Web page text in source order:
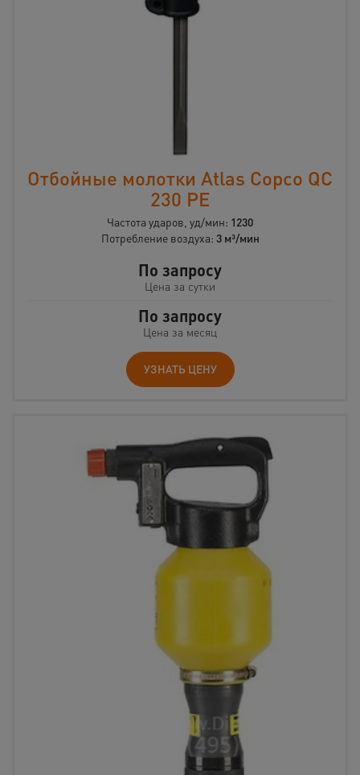
Отбойные молотки Atlas Copco QC
230 PE
Частота ударов, уд/мин: 1230
Потребление воздуха: 3 м³/мин
По запросу
Цена за сутки
По запросу
Цена за месяц
УЗНАТЬ ЦЕНУ